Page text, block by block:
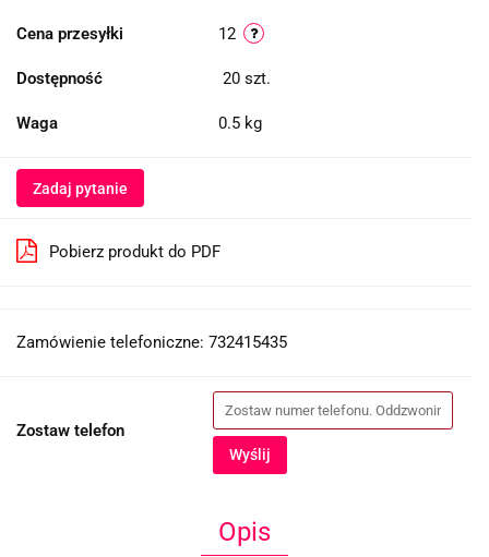
Cena przesyłki 12
Dostępność 20 szt.
Waga 0.5 kg
Zadaj pytanie
Pobierz produkt do PDF
Zamówienie telefoniczne: 732415435
Zostaw telefon
Wyślij
Opis